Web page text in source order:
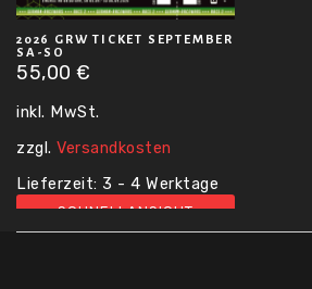
SCHNELLANSICHT
2026 GRW TICKET SEPTEMBER
SA-SO
55,00 €
inkl. MwSt.
zzgl. Versandkosten
Lieferzeit: 3 - 4 Werktage